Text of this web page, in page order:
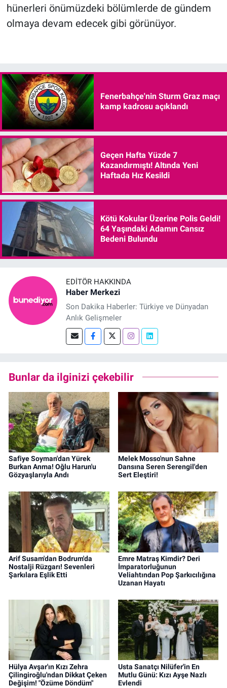
hünerleri önümüzdeki bölümlerde de gündem
olmaya devam edecek gibi görünüyor.
Fenerbahçe'nin Sturm Graz maçı
kamp kadrosu açıklandı
Geçen Hafta Yüzde 7
Kazandırmıştı! Altında Yeni
Haftada Hız Kesildi
Kötü Kokular Üzerine Polis Geldi!
64 Yaşındaki Adamın Cansız
Bedeni Bulundu
EDITÖR HAKKINDA
Haber Merkezi
Son Dakika Haberler: Türkiye ve Dünyadan
Anlık Gelişmeler
Bunlar da ilginizi çekebilir
Safiye Soyman'dan Yürek
Burkan Anma! Oğlu Harun'u
Gözyaşlarıyla Andı
Melek Mosso'nun Sahne
Dansına Seren Serengil'den
Sert Eleştiri!
Arif Susam'dan Bodrum'da
Nostalji Rüzgarı! Sevenleri
Şarkılara Eşlik Etti
Emre Matraş Kimdir? Deri
İmparatorluğunun
Veliahtından Pop Şarkıcılığına
Uzanan Hayatı
Hülya Avşar'ın Kızı Zehra
Çilingiroğlu'ndan Dikkat Çeken
Değişim! "Özüme Döndüm"
Usta Sanatçı Nilüfer'in En
Mutlu Günü: Kızı Ayşe Nazlı
Evlendi